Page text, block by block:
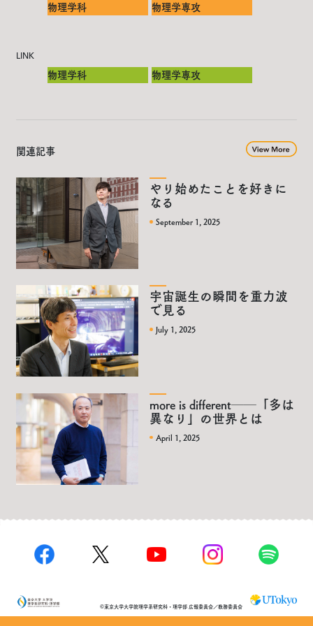
物理学科 物理学専攻
LINK
物理学科 物理学専攻
関連記事
やり始めたことを好きに
なる
September 1, 2025
宇宙誕生の瞬間を重力波
で見る
July 1, 2025
more is different──「多は
異なり」の世界とは
April 1, 2025
©東京大学大学院理学系研究科・理学部 広報委員会／教務委員会